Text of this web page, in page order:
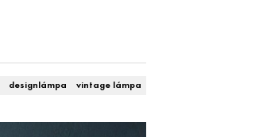
designlámpa vintage lámpa